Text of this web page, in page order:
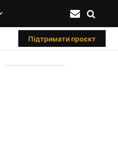
Підтримати проєкт